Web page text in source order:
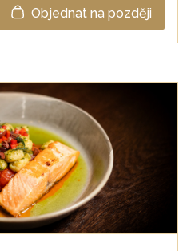
Objednat na později